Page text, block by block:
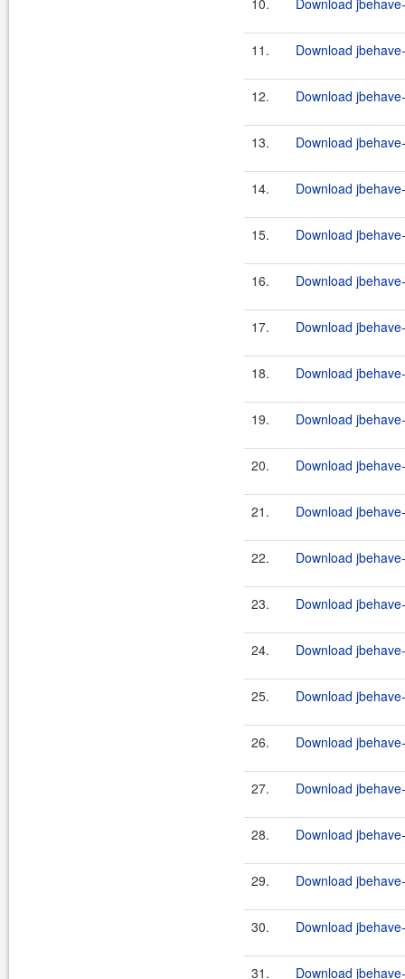
10. Download
11. Download
12. Download
13. Download
14. Download
15. Download
16. Download
17. Download
18. Download
19. Download
20. Download
21. Download
22. Download
23. Download
24. Download
25. Download
26. Download
27. Download
28. Download
29. Download
30. Download
31. Download